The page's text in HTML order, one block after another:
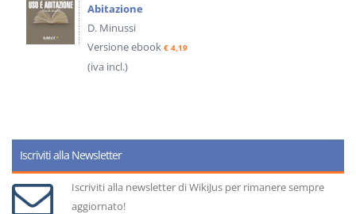
Abitazione
D. Minussi
Versione ebook € 4,19
(iva incl.)
Iscriviti alla Newsletter
Iscriviti alla newsletter di WikiJus per rimanere sempre
aggiornato!